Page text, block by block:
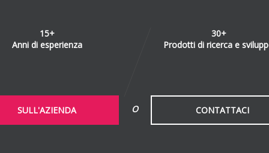
15+
Anni di esperienza
30+
Prodotti di ricerca e
SULL'AZIENDA O CONTATTACI